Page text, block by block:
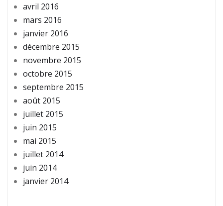
avril 2016
mars 2016
janvier 2016
décembre 2015
novembre 2015
octobre 2015
septembre 2015
août 2015
juillet 2015
juin 2015
mai 2015
juillet 2014
juin 2014
janvier 2014